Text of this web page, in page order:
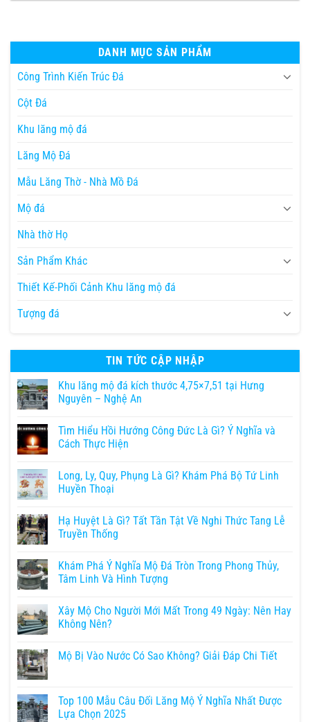
DANH MỤC SẢN PHẨM
Công Trình Kiến Trúc Đá
Cột Đá
Khu lăng mộ đá
Lăng Mộ Đá
Mẫu Lăng Thờ - Nhà Mồ Đá
Mộ đá
Nhà thờ Họ
Sản Phẩm Khác
Thiết Kế-Phối Cảnh Khu lăng mộ đá
Tượng đá
TIN TỨC CẬP NHẬP
Khu lăng mộ đá kích thước 4,75×7,51 tại Hưng
Nguyên – Nghệ An
Tìm Hiểu Hồi Hướng Công Đức Là Gì? Ý Nghĩa và
Cách Thực Hiện
Long, Ly, Quy, Phụng Là Gì? Khám Phá Bộ Tứ Linh
Huyền Thoại
Hạ Huyệt Là Gì? Tất Tần Tật Về Nghi Thức Tang Lễ
Truyền Thống
Khám Phá Ý Nghĩa Mộ Đá Tròn Trong Phong Thủy,
Tâm Linh Và Hình Tượng
Xây Mộ Cho Người Mới Mất Trong 49 Ngày: Nên Hay
Không Nên?
Mộ Bị Vào Nước Có Sao Không? Giải Đáp Chi Tiết
Top 100 Mẫu Câu Đối Lăng Mộ Ý Nghĩa Nhất Được
Lựa Chọn 2025